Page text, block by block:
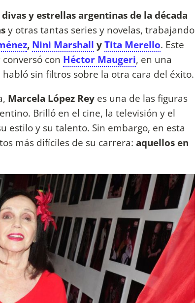
divas y estrellas argentinas de la década
y otras tantas series y novelas, trabajando
, Nini Marshall yTita Merello. Este
conversó con Héctor Maugeri, en una
sin filtros sobre la otra cara del éxito.
Marcela López Rey es una de las figuras
Brilló en el cine, la televisión y el
estilo y su talento. Sin embargo, en esta
más difíciles de su carrera: aquellos en